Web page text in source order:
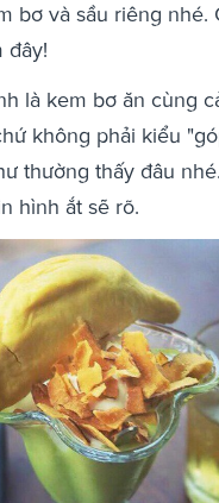
bơ và sầu riêng nhé.
đây!
là kem bơ ăn cùng
không phải kiểu
thường thấy đâu
hình ắt sẽ rõ.